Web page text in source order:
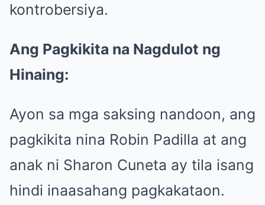
kontrobersiya.
Ang Pagkikita na Nagdulot ng
Hinaing:
Ayon sa mga saksing nandoon, ang
pagkikita nina Robin Padilla at ang
anak ni Sharon Cuneta ay tila isang
hindi inaasahang pagkakataon.